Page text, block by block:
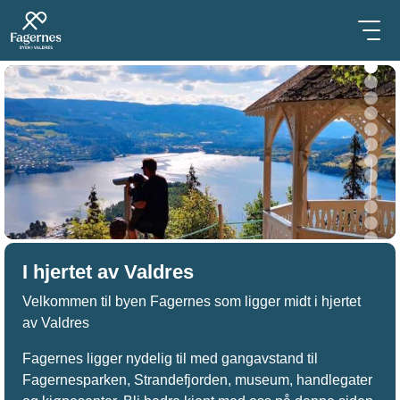
I hjertet av Valdres
Velkommen til byen Fagernes som ligger midt i hjertet
av Valdres
Fagernes ligger nydelig til med gangavstand til
Fagernesparken, Strandefjorden, museum, handlegater